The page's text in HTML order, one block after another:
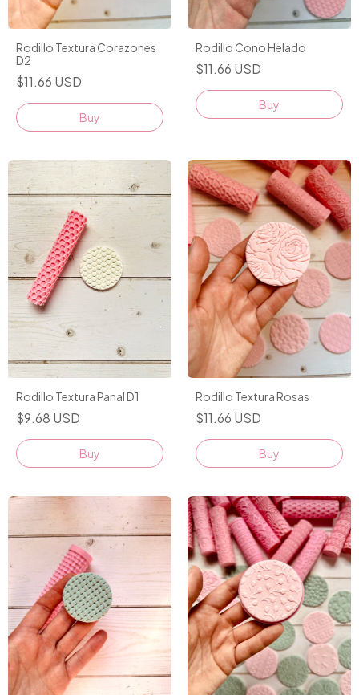
Rodillo Textura Corazones
D2
$11.66 USD
Rodillo Cono Helado
$11.66 USD
Rodillo Textura Panal D1
$9.68 USD
Rodillo Textura Rosas
$11.66 USD